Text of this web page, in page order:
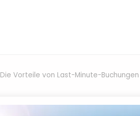
Die Vorteile von Last-Minute-